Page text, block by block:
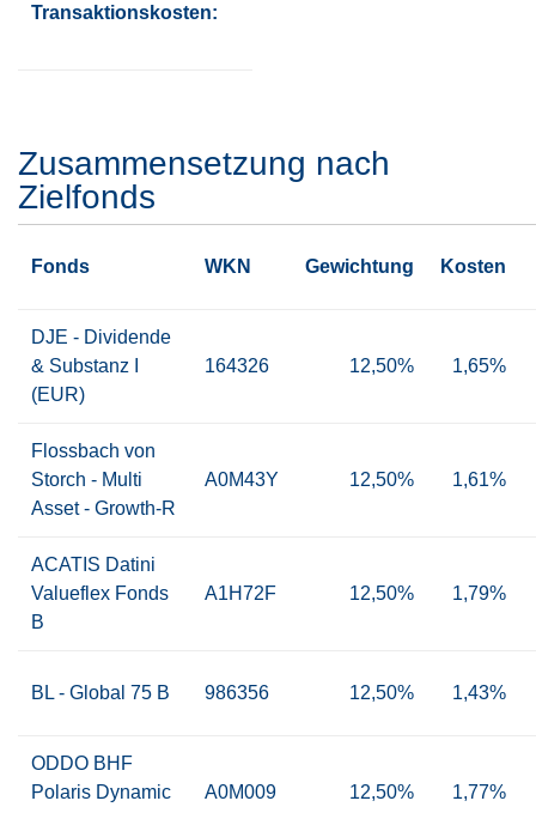
Transaktionskosten:
Zusammensetzung nach
Zielfonds
Fonds WKN Gewichtung Kosten
DJE - Dividende
& Substanz I
(EUR)
164326 12,50% 1,65%
Flossbach von
Storch - Multi
Asset - Growth-R
A0M43Y 12,50% 1,61%
ACATIS Datini
Valueflex Fonds
B
A1H72F 12,50% 1,79%
BL - Global 75 B 986356 12,50% 1,43%
ODDO BHF
Polaris Dynamic
A0M009 12,50% 1,77%